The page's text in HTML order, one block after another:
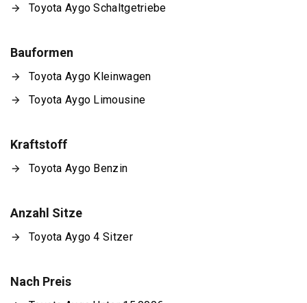
Toyota Aygo Schaltgetriebe
Bauformen
Toyota Aygo Kleinwagen
Toyota Aygo Limousine
Kraftstoff
Toyota Aygo Benzin
Anzahl Sitze
Toyota Aygo 4 Sitzer
Nach Preis